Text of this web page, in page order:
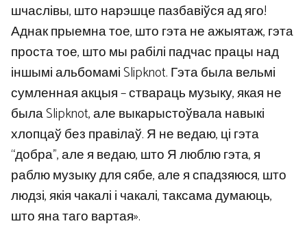
шчаслівы, што нарэшце пазбавіўся ад яго!
Аднак прыемна тое, што гэта не ажыятаж, гэта
проста тое, што мы рабілі падчас працы над
іншымі альбомамі Slipknot. Гэта была вельмі
сумленная акцыя – ствараць музыку, якая не
была Slipknot, але выкарыстоўвала навыкі
хлопцаў без правілаў. Я не ведаю, ці гэта
“добра”, але я ведаю, што Я люблю гэта, я
раблю музыку для сябе, але я спадзяюся, што
людзі, якія чакалі і чакалі, таксама думаюць,
што яна таго вартая».